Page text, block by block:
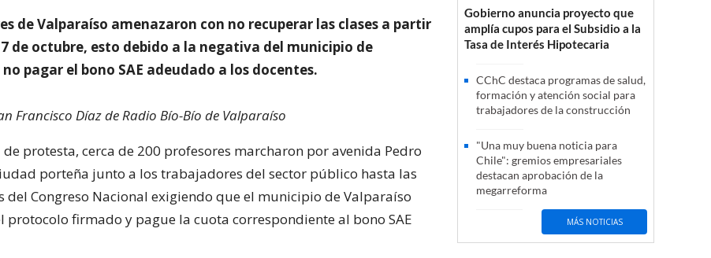
de Valparaíso amenazaron con no recuperar las clases a partir
de octubre, esto debido a la negativa del municipio de
pagar el bono SAE adeudado a los docentes.
Francisco Díaz de Radio Bío-Bío de Valparaíso
protesta, cerca de 200 profesores marcharon por avenida Pedro
porteña junto a los trabajadores del sector público hasta las
del Congreso Nacional exigiendo que el municipio de Valparaíso
protocolo firmado y pague la cuota correspondiente al bono SAE
Gobierno anuncia proyecto que
amplía cupos para el Subsidio a la
Tasa de Interés Hipotecaria
CChC destaca programas de salud,
formación y atención social para
trabajadores de la construcción
"Una muy buena noticia para
Chile": gremios empresariales
destacan aprobación de la
megarreforma
MÁS NOTICIAS